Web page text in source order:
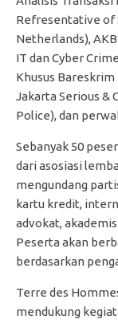
Refresentative of
Netherlands),
IT dan Cyber
Khusus
Jakarta Serious &
Police), dan
Sebanyak 50
dari asosiasi
mengundang
kartu kredit,
advokat,
Peserta akan
berdasarkan
Terre des
mendukung